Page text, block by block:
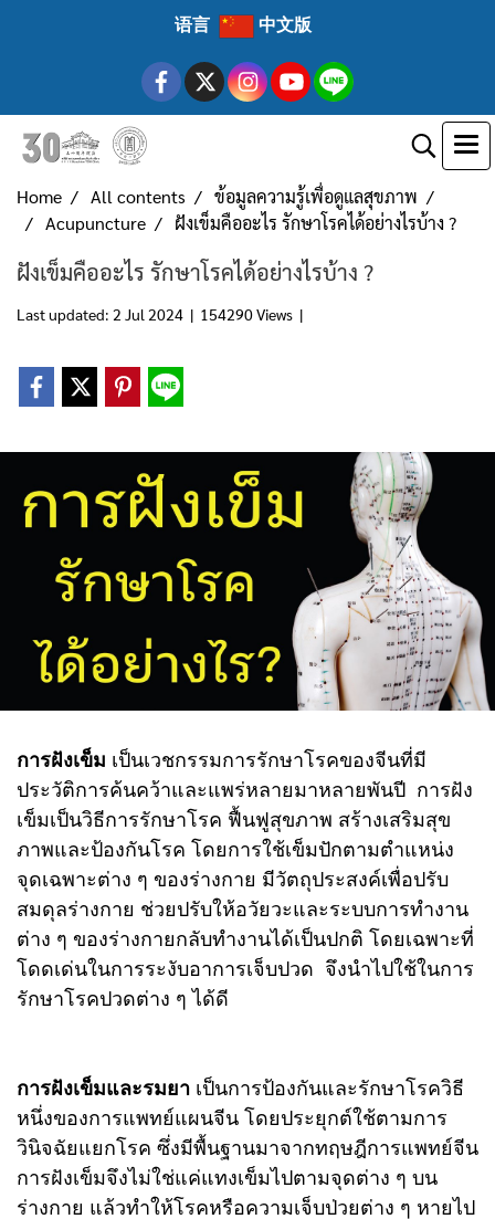
语言 中文版
Home All contents
ข้อมูลความรู้เพื่อดูแลสุขภาพ
Acupuncture
ฝังเข็มคืออะไร รักษาโรคได้อย่างไรบ้าง ?
ฝังเข็มคืออะไร รักษาโรคได้อย่างไรบ้าง ?
Last updated: 2 Jul 2024 | 154290 Views |
การฝังเข็ม เป็นเวชกรรมการรักษาโรคของจีนที่มี
ประวัติการค้นคว้าและแพร่หลายมาหลายพันปี การฝัง
เข็มเป็นวิธีการรักษาโรค ฟื้นฟูสุขภาพ สร้างเสริมสุข
ภาพและป้องกันโรค โดยการใช้เข็มปักตามตำแหน่ง
จุดเฉพาะต่าง ๆ ของร่างกาย มีวัตถุประสงค์เพื่อปรับ
สมดุลร่างกาย ช่วยปรับให้อวัยวะและระบบการทำงาน
ต่าง ๆ ของร่างกายกลับทำงานได้เป็นปกติ โดยเฉพาะที่
โดดเด่นในการระงับอาการเจ็บปวด จึงนำไปใช้ในการ
รักษาโรคปวดต่าง ๆ ได้ดี
การฝังเข็มและรมยา เป็นการป้องกันและรักษาโรควิธี
หนึ่งของการแพทย์แผนจีน โดยประยุกต์ใช้ตามการ
วินิจฉัยแยกโรค ซึ่งมีพื้นฐานมาจากทฤษฎีการแพทย์จีน
การฝังเข็มจึงไม่ใช่แค่แทงเข็มไปตามจุดต่าง ๆ บน
ร่างกาย แล้วทำให้โรคหรือความเจ็บป่วยต่าง ๆ หายไป